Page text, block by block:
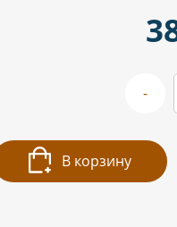
-
В корзину